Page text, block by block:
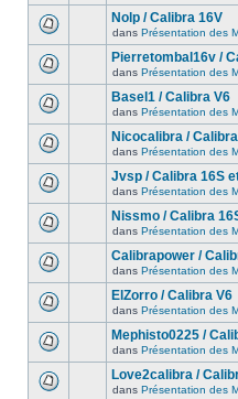
Nolp / Calibra 16V
dans Présentation des
Pierretombal16v /
dans Présentation des
Basel1 / Calibra V6
dans Présentation des
Nicocalibra / Calibra
dans Présentation des
Jvsp / Calibra 16S
dans Présentation des
Nissmo / Calibra
dans Présentation des
Calibrapower /
dans Présentation des
ElZorro / Calibra V6
dans Présentation des
Mephisto0225 /
dans Présentation des
Love2calibra /
dans Présentation des